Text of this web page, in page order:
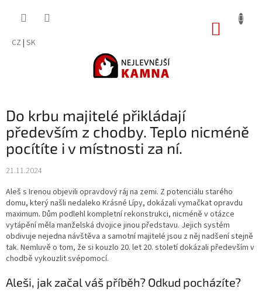
CZ | SK
Do krbu majitelé přikládají
především z chodby. Teplo nicméně
pocítíte i v místnosti za ní.
21.11.2024
Aleš s Irenou objevili opravdový ráj na zemi. Z potenciálu starého
domu, který našli nedaleko Krásné Lípy, dokázali vymačkat opravdu
maximum. Dům podlehl kompletní rekonstrukci, nicméně v otázce
vytápění měla manželská dvojice jinou představu. Jejich systém
obdivuje nejedna návštěva a samotní majitelé jsou z něj nadšení stejně
tak. Nemluvě o tom, že si kouzlo 20. let 20. století dokázali především v
chodbě vykouzlit svépomocí.
Aleši, jak začal váš příběh? Odkud pocházíte?